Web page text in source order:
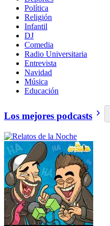
Política
Religión
Infantil
DJ
Comedia
Radio Universitaria
Entrevista
Navidad
Música
Educación
Los mejores podcasts